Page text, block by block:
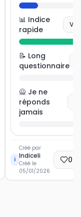
📊 Indice
rapide
📝 Long
questionnaire
🙅 Je ne
réponds
jamais
i
Créé par
Indiceli
Créé le
05/01/2026
0